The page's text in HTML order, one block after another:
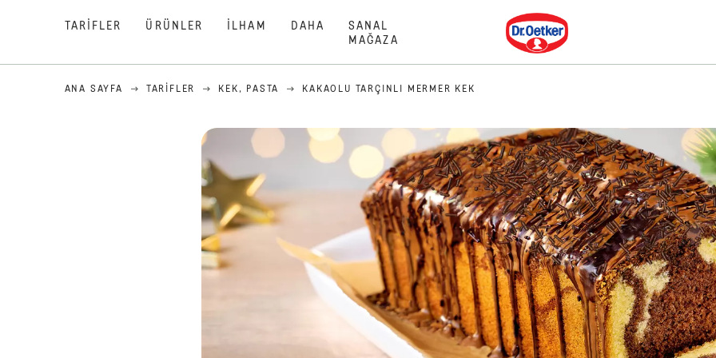
TARIFLER ÜRÜNLER İLHAM DAHA
SANAL
MAĞAZA
Dr. Oetker
ANA SAYFA TARIFLER KEK, PASTA KAKAOLU TARÇINLI MERMER KEK